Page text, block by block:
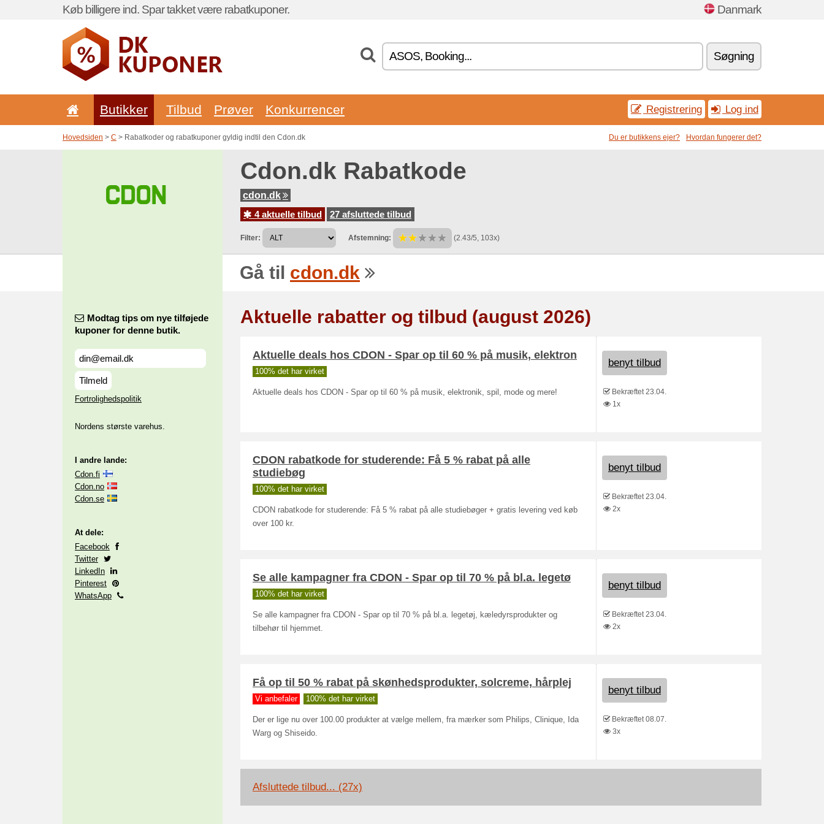
Køb billigere ind. Spar takket være rabatkuponer. Danmark
Søgning
Butikker Tilbud Prøver Konkurrencer Registrering Log ind
Hovedsiden > C > Rabatkoder og rabatkuponer gyldig indtil den Cdon.dk Du er butikkens ejer? Hvordan fungerer det?
Cdon.dk Rabatkode
cdon.dk
4 aktuelle tilbud
27 afsluttede tilbud
Filter: Afstemning: (2.43/5, 103x)
Gå til cdon.dk
Modtag tips om nye tilføjede
kuponer for denne butik.
Tilmeld
Fortrolighedspolitik
Nordens største varehus.
I andre lande:
Cdon.fi
Cdon.no
Cdon.se
At dele:
Facebook
Twitter
LinkedIn
Pinterest
WhatsApp
Aktuelle rabatter og tilbud (august 2026)
Aktuelle deals hos CDON - Spar op til 60 % på musik, elektron
100% det har virket
Aktuelle deals hos CDON - Spar op til 60 % på musik, elektronik, spil, mode og mere!
benyt tilbud
Bekræftet 23.04.
1x
CDON rabatkode for studerende: Få 5 % rabat på alle
studiebøg
100% det har virket
CDON rabatkode for studerende: Få 5 % rabat på alle studiebøger + gratis levering ved køb
over 100 kr.
benyt tilbud
Bekræftet 23.04.
2x
Se alle kampagner fra CDON - Spar op til 70 % på bl.a. legetø
100% det har virket
Se alle kampagner fra CDON - Spar op til 70 % på bl.a. legetøj, kæledyrsprodukter og
tilbehør til hjemmet.
benyt tilbud
Bekræftet 23.04.
2x
Få op til 50 % rabat på skønhedsprodukter, solcreme, hårplej
Vi anbefaler 100% det har virket
Der er lige nu over 100.00 produkter at vælge mellem, fra mærker som Philips, Clinique, Ida
Warg og Shiseido.
benyt tilbud
Bekræftet 08.07.
3x
Afsluttede tilbud... (27x)